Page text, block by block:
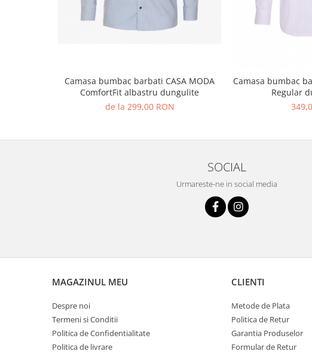
Camasa bumbac barbati CASA MODA
ComfortFit albastru dungulite
de la 299,00 RON
Camasa bumbac
Regular
SOCIAL
Urmareste-ne in social media
MAGAZINUL MEU
Despre noi
Termeni si Conditii
Politica de Confidentialitate
Politica de livrare
CLIENTI
Metode de Plata
Politica de Retur
Garantia Produselor
Formular de Retur